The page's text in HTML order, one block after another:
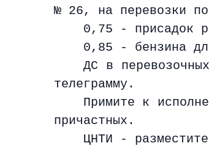
№ 26, на перевозки
0,75 - присадок
0,85 - бензина
ДС в
телеграмму.
Примите к
причастных.
ЦНТИ -